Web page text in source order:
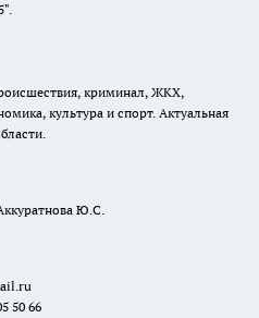
криминал, ЖКХ,
культура и спорт. Актуальная
Ю.С.
50 66